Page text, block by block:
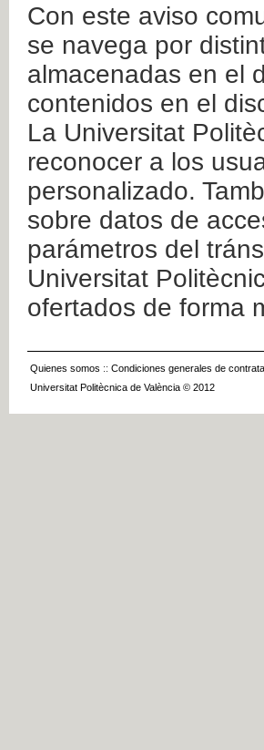
Con este aviso
se navega por
almacenadas en el
contenidos en el
La Universitat
reconocer a los
personalizado.
sobre datos de
parámetros del
Universitat
ofertados de forma
Quienes somos :: Condiciones generales de
Universitat Politècnica de València © 2012